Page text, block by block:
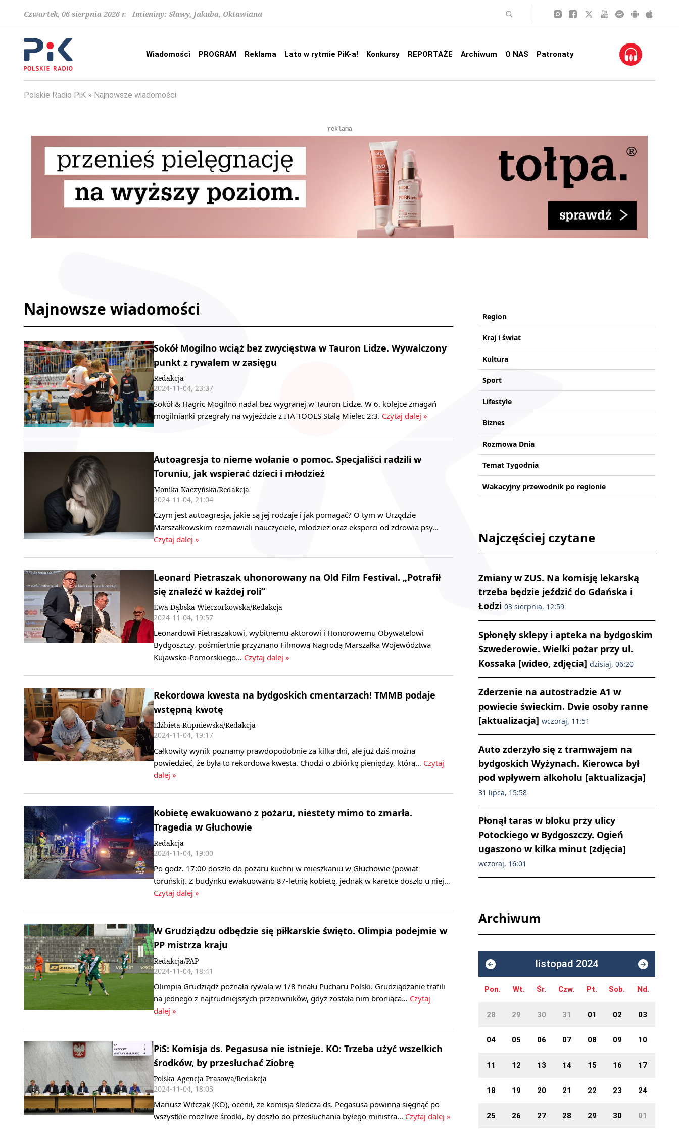
Czwartek, 06 sierpnia 2026 r. Imieniny: Sławy, Jakuba, Oktawiana
Wiadomości PROGRAM Reklama Lato w rytmie PiK-a! Konkursy REPORTAŻE Archiwum O NAS Patronaty
Polskie Radio PiK Najnowsze wiadomości
reklama
Najnowsze wiadomości
Sokół Mogilno wciąż bez zwycięstwa w Tauron Lidze. Wywalczony
punkt z rywalem w zasięgu
Redakcja
2024-11-04, 23:37
Sokół & Hagric Mogilno nadal bez wygranej w Tauron Lidze. W 6. kolejce zmagań
mogilnianki przegrały na wyjeździe z ITA TOOLS Stalą Mielec 2:3. Czytaj dalej »
Autoagresja to nieme wołanie o pomoc. Specjaliści radzili w
Toruniu, jak wspierać dzieci i młodzież
Monika Kaczyńska/Redakcja
2024-11-04, 21:04
Czym jest autoagresja, jakie są jej rodzaje i jak pomagać? O tym w Urzędzie
Marszałkowskim rozmawiali nauczyciele, młodzież oraz eksperci od zdrowia psy…
Czytaj dalej »
Leonard Pietraszak uhonorowany na Old Film Festival. „Potrafił
się znaleźć w każdej roli”
Ewa Dąbska-Wieczorkowska/Redakcja
2024-11-04, 19:57
Leonardowi Pietraszakowi, wybitnemu aktorowi i Honorowemu Obywatelowi
Bydgoszczy, pośmiertnie przyznano Filmową Nagrodą Marszałka Województwa
Kujawsko-Pomorskiego… Czytaj dalej »
Rekordowa kwesta na bydgoskich cmentarzach! TMMB podaje
wstępną kwotę
Elżbieta Rupniewska/Redakcja
2024-11-04, 19:17
Całkowity wynik poznamy prawdopodobnie za kilka dni, ale już dziś można
powiedzieć, że była to rekordowa kwesta. Chodzi o zbiórkę pieniędzy, którą… Czytaj
dalej »
Kobietę ewakuowano z pożaru, niestety mimo to zmarła.
Tragedia w Głuchowie
Redakcja
2024-11-04, 19:00
Po godz. 17:00 doszło do pożaru kuchni w mieszkaniu w Głuchowie (powiat
toruński). Z budynku ewakuowano 87-letnią kobietę, jednak w karetce doszło u niej…
Czytaj dalej »
W Grudziądzu odbędzie się piłkarskie święto. Olimpia podejmie w
PP mistrza kraju
Redakcja/PAP
2024-11-04, 18:41
Olimpia Grudziądz poznała rywala w 1/8 finału Pucharu Polski. Grudziądzanie trafili
na jednego z najtrudniejszych przeciwników, gdyż została nim broniąca… Czytaj
dalej »
PiS: Komisja ds. Pegasusa nie istnieje. KO: Trzeba użyć wszelkich
środków, by przesłuchać Ziobrę
Polska Agencja Prasowa/Redakcja
2024-11-04, 18:03
Mariusz Witczak (KO), ocenił, że komisja śledcza ds. Pegasusa powinna sięgnąć po
wszystkie możliwe środki, by doszło do przesłuchania byłego ministra… Czytaj dalej »
Region
Kraj i świat
Kultura
Sport
Lifestyle
Biznes
Rozmowa Dnia
Temat Tygodnia
Wakacyjny przewodnik po regionie
Najczęściej czytane
Zmiany w ZUS. Na komisję lekarską
trzeba będzie jeździć do Gdańska i
Łodzi 03 sierpnia, 12:59
Spłonęły sklepy i apteka na bydgoskim
Szwederowie. Wielki pożar przy ul.
Kossaka [wideo, zdjęcia] dzisiaj, 06:20
Zderzenie na autostradzie A1 w
powiecie świeckim. Dwie osoby ranne
[aktualizacja] wczoraj, 11:51
Auto zderzyło się z tramwajem na
bydgoskich Wyżynach. Kierowca był
pod wpływem alkoholu [aktualizacja]
31 lipca, 15:58
Płonął taras w bloku przy ulicy
Potockiego w Bydgoszczy. Ogień
ugaszono w kilka minut [zdjęcia]
wczoraj, 16:01
Archiwum
listopad 2024
Pon. Wt. Śr. Czw. Pt. Sob. Nd.
28 29 30 31 01 02 03
04 05 06 07 08 09 10
11 12 13 14 15 16 17
18 19 20 21 22 23 24
25 26 27 28 29 30 01